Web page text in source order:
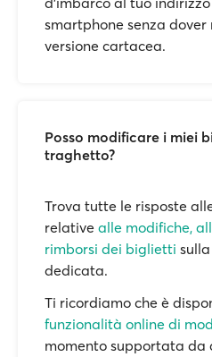
smartphone senza
versione cartacea.
Posso modificare i miei
traghetto?
Trova tutte le risposte
relative alle modifiche,
rimborsi dei biglietti
dedicata.
Ti ricordiamo che è
funzionalità online di
momento supportata da